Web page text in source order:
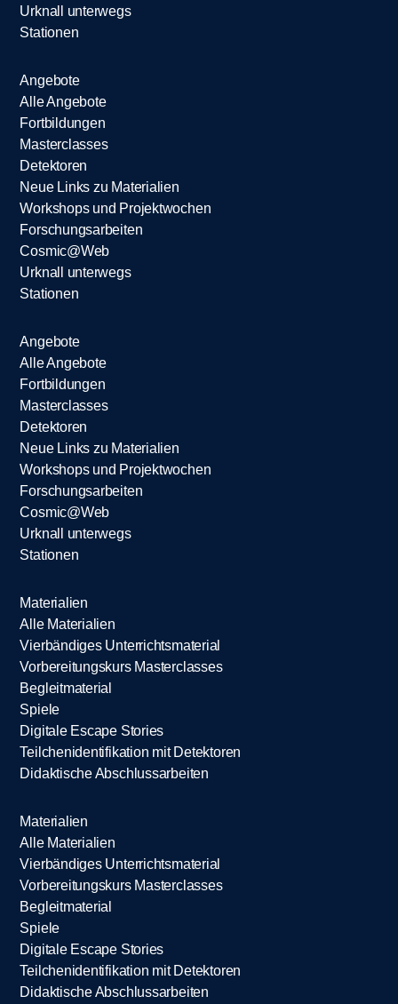
Urknall unterwegs
Stationen
Angebote
Alle Angebote
Fortbildungen
Masterclasses
Detektoren
Neue Links zu Materialien
Workshops und Projektwochen
Forschungsarbeiten
Cosmic@Web
Urknall unterwegs
Stationen
Angebote
Alle Angebote
Fortbildungen
Masterclasses
Detektoren
Neue Links zu Materialien
Workshops und Projektwochen
Forschungsarbeiten
Cosmic@Web
Urknall unterwegs
Stationen
Materialien
Alle Materialien
Vierbändiges Unterrichtsmaterial
Vorbereitungskurs Masterclasses
Begleitmaterial
Spiele
Digitale Escape Stories
Teilchenidentifikation mit Detektoren
Didaktische Abschlussarbeiten
Materialien
Alle Materialien
Vierbändiges Unterrichtsmaterial
Vorbereitungskurs Masterclasses
Begleitmaterial
Spiele
Digitale Escape Stories
Teilchenidentifikation mit Detektoren
Didaktische Abschlussarbeiten